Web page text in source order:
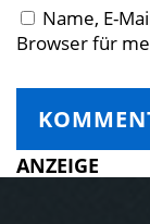
Name, E-
Browser für
ANZEIGE